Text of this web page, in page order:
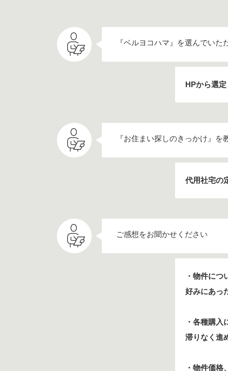
『ベルヨコハマ』を選んでい
HPから選定
『お住まい探しのきっかけ』を
代用社宅の
ご感想をお聞かせください
・物件につ
好みにあっ
・各種購入
滞りなく進
・物件価格